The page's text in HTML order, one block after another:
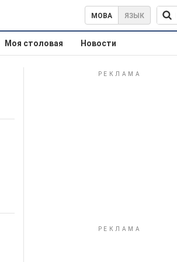
МОВА ЯЗЫК
Моя столовая Новости